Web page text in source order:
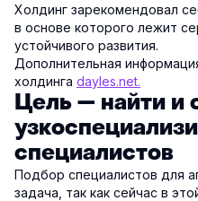
Холдинг зарекомендовал
в основе которого лежит
устойчивого развития.
Дополнительная
холдинга dayles.net.
Цель — найти и
специалистов
Подбор специалистов для
задача, так как сейчас в